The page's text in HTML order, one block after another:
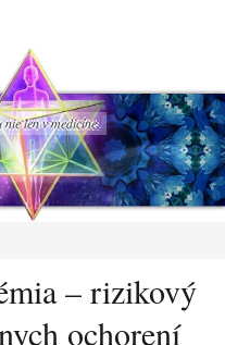
len v medicíne.
– rizikový
ochorení